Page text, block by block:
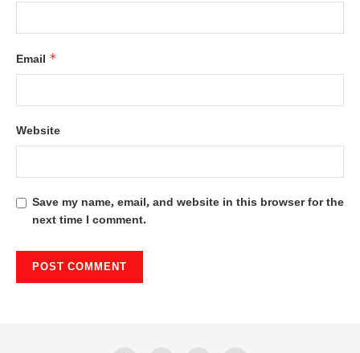
Email *
Website
Save my name, email, and website in this browser for the
next time I comment.